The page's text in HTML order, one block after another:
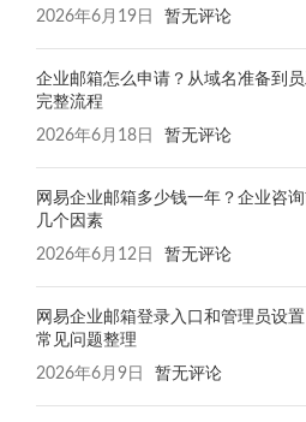
2026年6月19日 暂无评论
企业邮箱怎么申请？从域名准备到
完整流程
2026年6月18日 暂无评论
网易企业邮箱多少钱一年？企业咨
几个因素
2026年6月12日 暂无评论
网易企业邮箱登录入口和管理员设
常见问题整理
2026年6月9日 暂无评论